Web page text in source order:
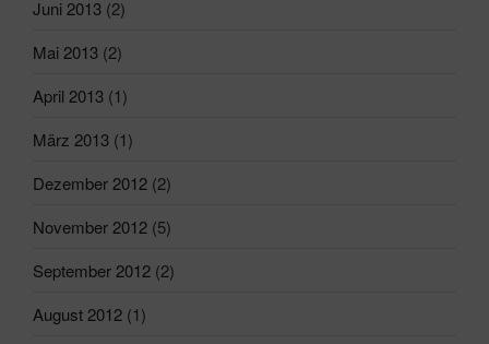
Juni 2013 (2)
Mai 2013 (2)
April 2013 (1)
März 2013 (1)
Dezember 2012 (2)
November 2012 (5)
September 2012 (2)
August 2012 (1)